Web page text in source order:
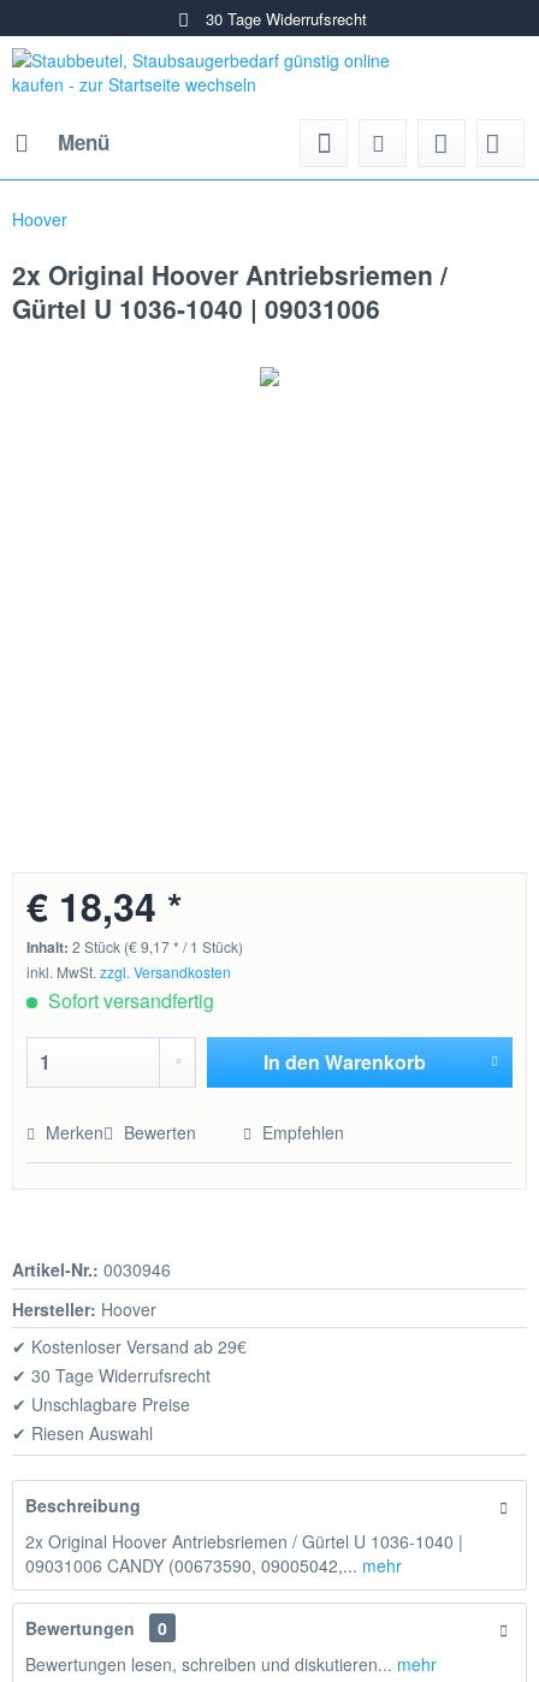
30 Tage Widerrufsrecht
Menü
Hoover
2x Original Hoover Antriebsriemen /
Gürtel U 1036-1040 | 09031006
€ 18,34 *
Inhalt:2 Stück (€ 9,17 * / 1 Stück)
inkl. MwSt.zzgl. Versandkosten
Sofort versandfertig
In den Warenkorb
Merken Bewerten Empfehlen
Artikel-Nr.: 0030946
Hersteller: Hoover
✔ Kostenloser Versand ab 29€
✔ 30 Tage Widerrufsrecht
✔ Unschlagbare Preise
✔ Riesen Auswahl
Beschreibung
2x Original Hoover Antriebsriemen / Gürtel U 1036-1040 |
09031006 CANDY (00673590, 09005042,... mehr
Bewertungen
0
Bewertungen lesen, schreiben und diskutieren... mehr